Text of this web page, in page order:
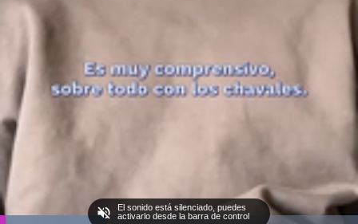
El sonido está silenciado, puedes
activarlo desde la barra de control